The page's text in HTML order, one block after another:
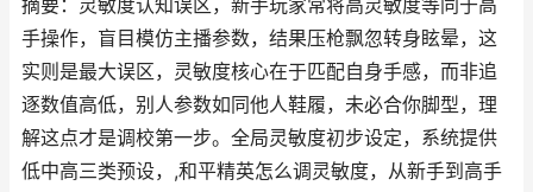
摘要：灵敏度认知误区，新手玩家常将高灵敏度等同于高
手操作，盲目模仿主播参数，结果压枪飘忽转身眩晕，这
实则是最大误区，灵敏度核心在于匹配自身手感，而非追
逐数值高低，别人参数如同他人鞋履，未必合你脚型，理
解这点才是调校第一步。全局灵敏度初步设定，系统提供
低中高三类预设，,和平精英怎么调灵敏度，从新手到高手